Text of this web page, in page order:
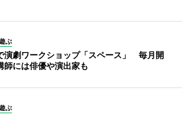
ぶ
演劇ワークショップ「スペース」 毎月開
師には俳優や演出家も
ぶ